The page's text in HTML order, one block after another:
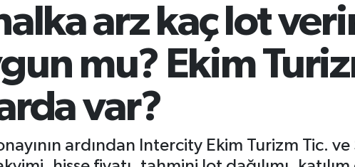
arz kaç lot
mu? Ekim
var?
ardından Intercity Ekim Turizm Tic.